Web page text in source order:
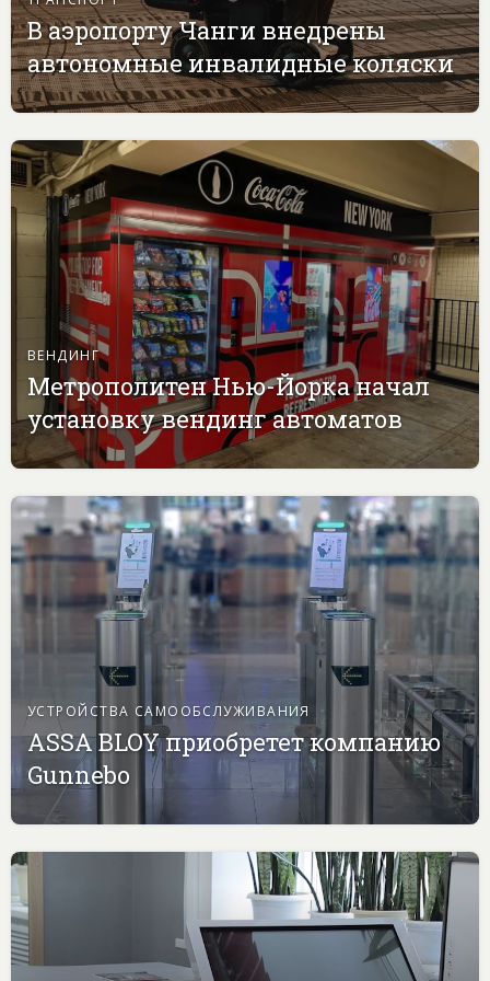
В аэропорту Чанги внедрены
автономные инвалидные коляски
ВЕНДИНГ
Метрополитен Нью-Йорка начал
установку вендинг автоматов
УСТРОЙСТВА САМООБСЛУЖИВАНИЯ
ASSA BLOY приобретет компанию
Gunnebo